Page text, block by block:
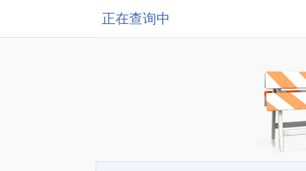
正在查询中